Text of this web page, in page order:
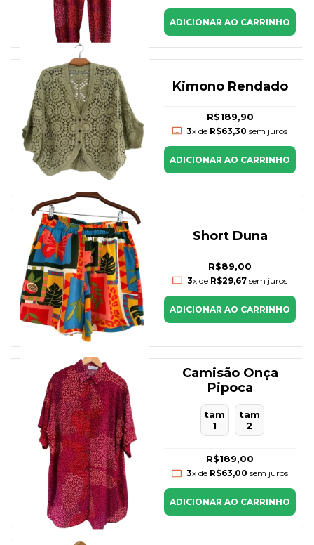
ADICIONAR AO CARRINHO
Kimono Rendado
R$189,90
3x de R$63,30 sem juros
ADICIONAR AO CARRINHO
Short Duna
R$89,00
3x de R$29,67sem juros
ADICIONAR AO CARRINHO
Camisão Onça
Pipoca
tam
1
tam
2
R$189,00
3x de R$63,00 sem juros
ADICIONAR AO CARRINHO